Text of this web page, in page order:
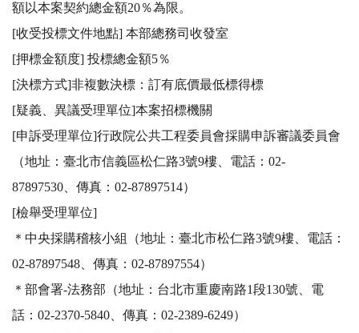
額以本案契約總金額20％為限。
[收受投標文件地點] 本部總務司收發室
[押標金額度] 投標總金額5％
[決標方式]非複數決標：訂有底價最低標得標
[疑義、異議受理單位]本案招標機關
[申訴受理單位]行政院公共工程委員會採購申訴審議委員會
（地址：臺北市信義區松仁路3號9樓、電話：02-
87897530、傳真：02-87897514）
[檢舉受理單位]
＊中央採購稽核小組（地址：臺北市松仁路3號9樓、電話：
02-87897548、傳真：02-87897554）
＊部會署-法務部（地址：台北市重慶南路1段130號、電
話：02-2370-5840、傳真：02-2389-6249）